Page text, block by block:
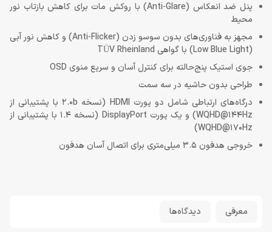
پنل ضد انعکاس (Anti-Glare) با روکش مات برای کاهش بازتاب نور
محیط
مجهز به فناوری‌های بدون سوسو زدن (Anti-Flicker) و کاهش نور آبی
(Low Blue Light) با گواهی TÜV Rheinland
جوی استیک پنج‌حالته برای کنترل آسان و سریع منوی OSD
طراحی بدون حاشیه در سه سمت
درگاه‌های ارتباطی شامل دو پورت HDMI (نسخه 2.0b با پشتیبانی از
WQHD@144Hz) و یک پورت DisplayPort (نسخه 1.4 با پشتیبانی از
WQHD@170Hz)
خروجی هدفون 3.5 میلی‌متری برای اتصال آسان هدفون
معرفی دیدگاه‌ها